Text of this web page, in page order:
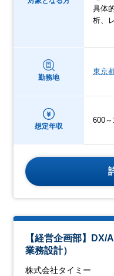
具体
析、
勤務地
東京
想定年収
600
【経営企画部】DX/
業務設計）
株式会社タイミー